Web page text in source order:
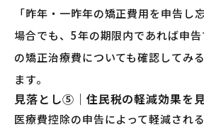
「昨年・一昨年の矯正費用を申告し
場合でも、5年の期限内であれば申
の矯正治療費についても確認してみ
ます。
見落とし⑤｜住民税の軽減効果を
医療費控除の申告によって軽減され